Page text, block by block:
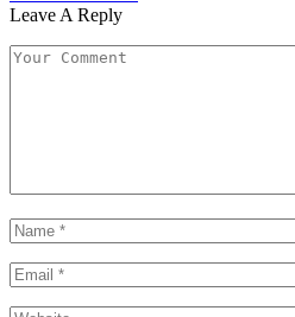
Leave A Reply